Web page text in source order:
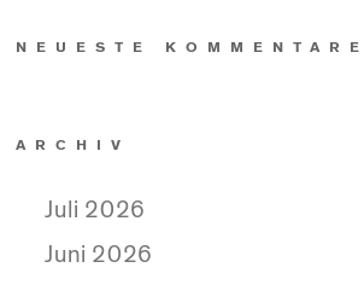
NEUESTE KOMMENTARE
ARCHIV
Juli 2026
Juni 2026